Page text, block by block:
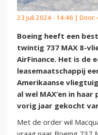
23 juli 2024 - 14:46 | Door:
Boeing heeft een
twintig 737 MAX 8-
AirFinance. Het is de
leasemaatschappij
Amerikaanse
al wel MAX’en in
vorig jaar gekocht
Met de order wil